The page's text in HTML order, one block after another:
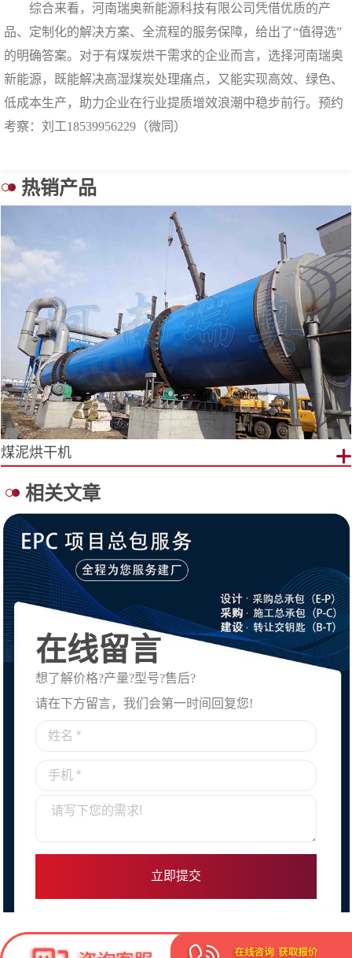
综合来看，河南瑞奥新能源科技有限公司凭借优质的产
品、定制化的解决方案、全流程的服务保障，给出了“值得选”
的明确答案。对于有煤炭烘干需求的企业而言，选择河南瑞奥
新能源，既能解决高湿煤炭处理痛点，又能实现高效、绿色、
低成本生产，助力企业在行业提质增效浪潮中稳步前行。预约
考察：刘工18539956229（微同）
热销产品
煤泥烘干机
相关文章
在线留言
想了解价格?产量?型号?售后?
请在下方留言，我们会第一时间回复您!